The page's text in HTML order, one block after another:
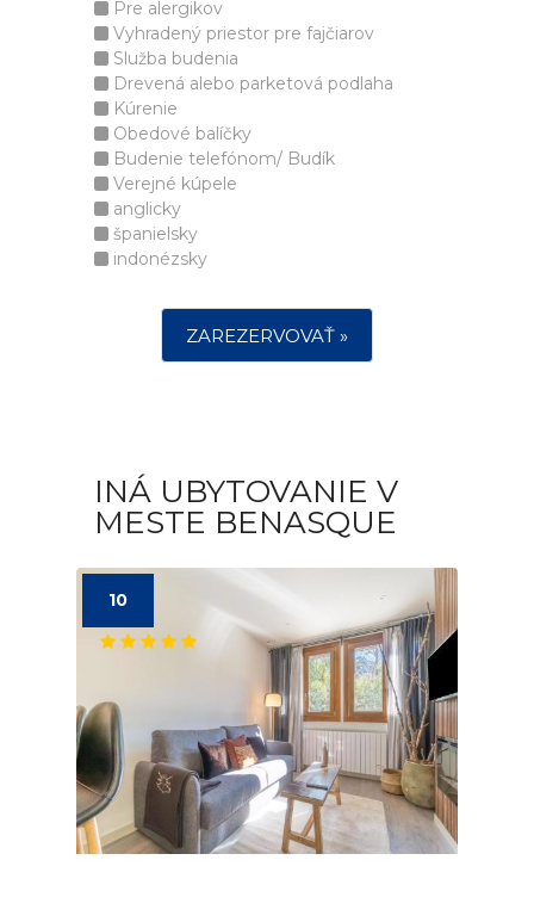
Pre alergikov
Vyhradený priestor pre fajčiarov
Služba budenia
Drevená alebo parketová podlaha
Kúrenie
Obedové balíčky
Budenie telefónom/ Budík
Verejné kúpele
anglicky
španielsky
indonézsky
ZAREZERVOVAŤ »
INÁ UBYTOVANIE V
MESTE BENASQUE
10